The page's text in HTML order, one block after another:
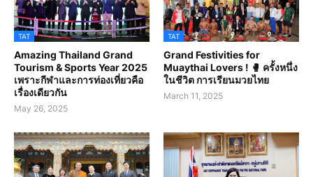
TAT
Amazing Thailand Grand
Tourism & Sports Year 2025
เพราะกีฬาและการท่องเที่ยวคือ
เรื่องเดียวกัน
May 26, 2025
TAT
Grand Festivities for
Muaythai Lovers ! 🥊 ครั้งหนึ่ง
ในชีวิต การเรียนมวยไทย
March 11, 2025